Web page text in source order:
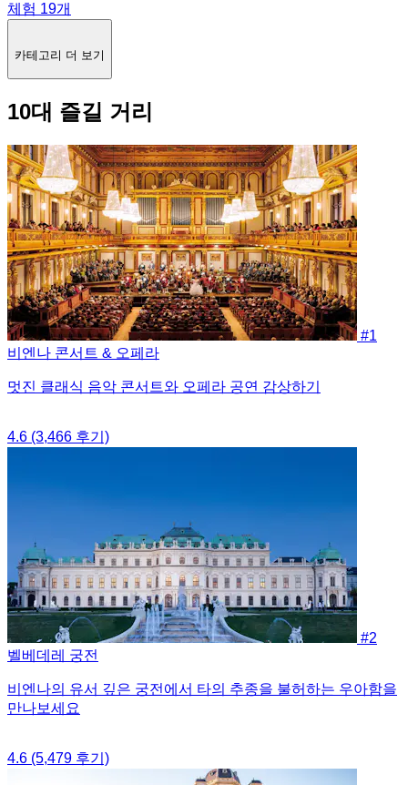
체험 19개
카테고리 더 보기
10대 즐길 거리
#1
비엔나 콘서트 & 오페라
멋진 클래식 음악 콘서트와 오페라 공연 감상하기
4.6 (3,466 후기)
#2
벨베데레 궁전
비엔나의 유서 깊은 궁전에서 타의 추종을 불허하는 우아함을
만나보세요
4.6 (5,479 후기)